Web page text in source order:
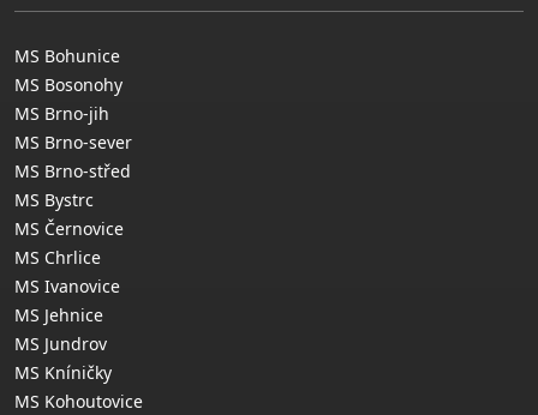
MS Bohunice
MS Bosonohy
MS Brno-jih
MS Brno-sever
MS Brno-střed
MS Bystrc
MS Černovice
MS Chrlice
MS Ivanovice
MS Jehnice
MS Jundrov
MS Kníničky
MS Kohoutovice